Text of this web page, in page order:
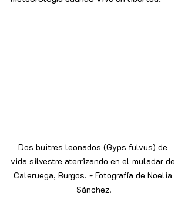
Dos buitres leonados (Gyps fulvus) de
vida silvestre aterrizando en el muladar de
Caleruega, Burgos. - Fotografía de Noelia
Sánchez.